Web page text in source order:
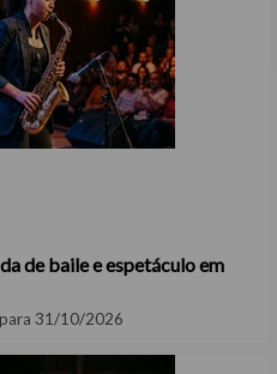
de baile e espetáculo em
31/10/2026